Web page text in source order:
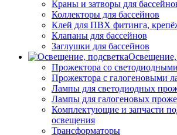
Краны и затворы для
Коллекторы для бассейнов
Клей для ПВХ фитинга,
Клапаны для бассейнов
Заглушки для бассейнов
Освещение,
Прожектора со
Прожектора с галогеновыми
Лампы для светодиодных
Лампы для галогеновых
Комплектующие и запчасти
освещения
Трансформаторы